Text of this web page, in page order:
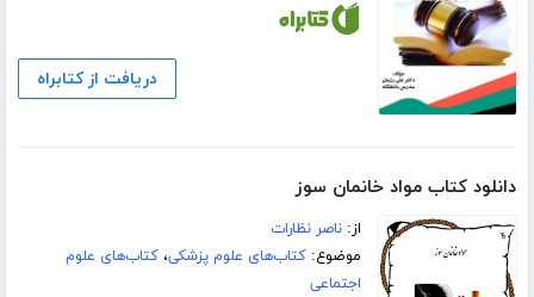
دریافت از کتابراه
دانلود کتاب مواد خانمان سوز
از:ناصر نظارات
موضوع:کتاب‌های علوم پزشکی،کتاب‌های علوم
اجتماعی